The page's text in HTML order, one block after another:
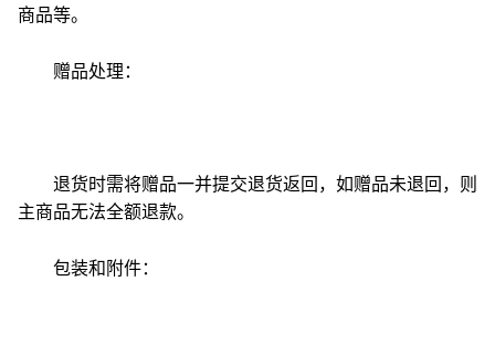
商品等。
赠品处理：
退货时需将赠品一并提交退货返回，如赠品未退回，则
主商品无法全额退款。
包装和附件：